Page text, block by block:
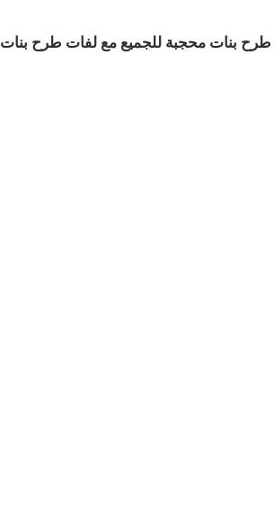
مع لفات طرح بنات محجبة للجميع مع لفات طرح بنات